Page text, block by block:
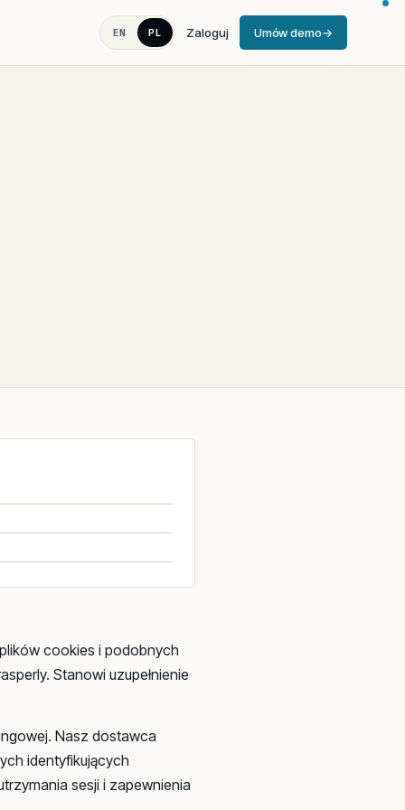
EN PL Zaloguj Umów demo
cookies i podobnych
Stanowi uzupełnienie
Nasz dostawca
identyfikujących
sesji i zapewnienia